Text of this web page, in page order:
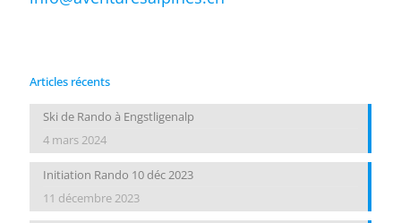
Articles récents
Ski de Rando à Engstligenalp
4 mars 2024
Initiation Rando 10 déc 2023
11 décembre 2023